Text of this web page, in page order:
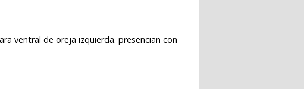
ventral de oreja izquierda. presencian con